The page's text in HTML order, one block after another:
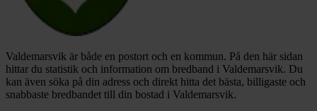
Valdemarsvik är både en postort och en kommun. På den här sidan
hittar du statistik och information om bredband i Valdemarsvik. Du
kan även söka på din adress och direkt hitta det bästa, billigaste och
snabbaste bredbandet till din bostad i Valdemarsvik.